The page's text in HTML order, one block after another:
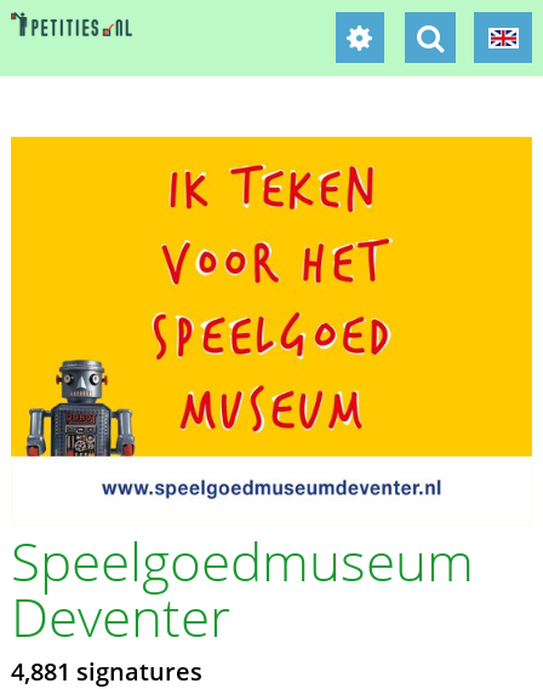
Speelgoedmuseum
Deventer
4,881 signatures